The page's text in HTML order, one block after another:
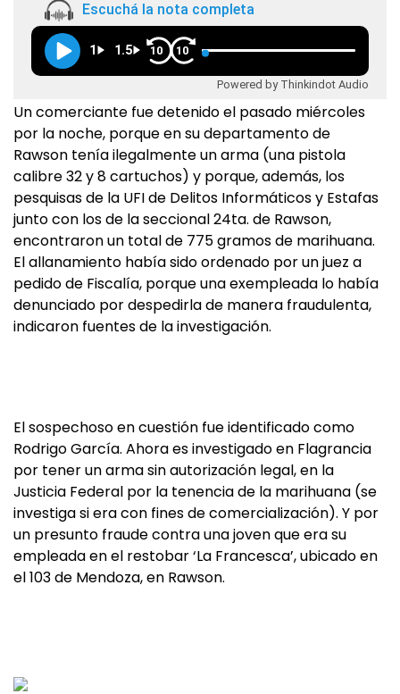
Escuchá la nota completa
1 1.5 10 10
Powered by Thinkindot Audio
Un comerciante fue detenido el pasado miércoles
por la noche, porque en su departamento de
Rawson tenía ilegalmente un arma (una pistola
calibre 32 y 8 cartuchos) y porque, además, los
pesquisas de la UFI de Delitos Informáticos y Estafas
junto con los de la seccional 24ta. de Rawson,
encontraron un total de 775 gramos de marihuana.
El allanamiento había sido ordenado por un juez a
pedido de Fiscalía, porque una exempleada lo había
denunciado por despedirla de manera fraudulenta,
indicaron fuentes de la investigación.
El sospechoso en cuestión fue identificado como
Rodrigo García. Ahora es investigado en Flagrancia
por tener un arma sin autorización legal, en la
Justicia Federal por la tenencia de la marihuana (se
investiga si era con fines de comercialización). Y por
un presunto fraude contra una joven que era su
empleada en el restobar ‘La Francesca’, ubicado en
el 103 de Mendoza, en Rawson.